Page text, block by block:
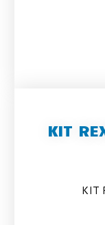
KIT
KIT